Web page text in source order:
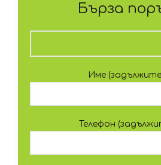
Бърза
Име
Телефон